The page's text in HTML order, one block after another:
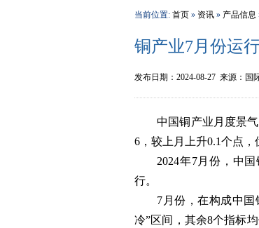
当前位置: 首页 » 资讯 » 产品信息
铜产业7月份运
发布日期：2024-08-27 来源：国
中国铜产业月度景
6，较上月上升0.1个点，
2024年7月份，中
行。
7月份，在构成中
冷”区间，其余8个指标